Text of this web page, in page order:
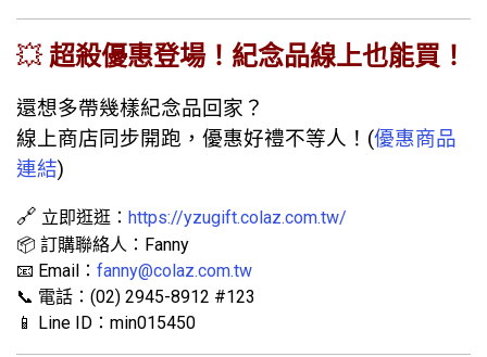
💥 超殺優惠登場！紀念品線上也能買！
還想多帶幾樣紀念品回家？
線上商店同步開跑，優惠好禮不等人！(優惠商品
連結)
🔗 立即逛逛： https://yzugift.colaz.com.tw/
📦 訂購聯絡人：Fanny
📧 Email： fanny@colaz.com.tw
📞 電話：(02) 2945-8912 #123
📱 Line ID：min015450